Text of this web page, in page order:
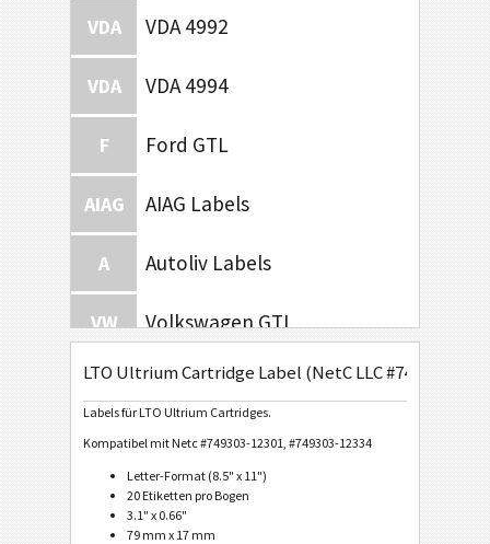
VDA VDA 4992
VDA VDA 4994
F Ford GTL
AIAG AIAG Labels
A Autoliv Labels
VW Volkswagen GTL
GM General Motors
CAT Caterpillar
GS1 GS1 Labels
LTO Ultrium Cartridge Label (NetC LLC #749303-
Labels für LTO Ultrium Cartridges.
Kompatibel mit Netc #749303-12301, #749303-12334
Letter-Format (8.5" x 11")
20 Etiketten pro Bogen
3.1" x 0.66"
79 mm x 17 mm